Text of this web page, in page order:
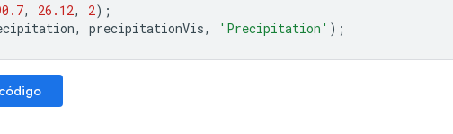
, 26.12, 2);
, precipitationVis, 'Precipitation' );